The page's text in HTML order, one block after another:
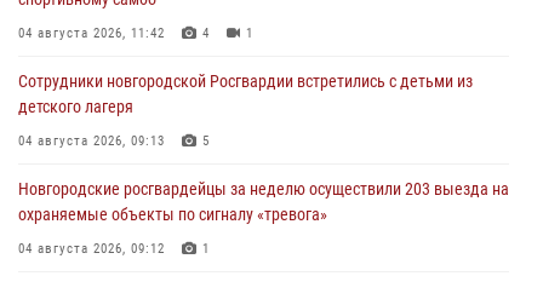
04 августа 2026, 11:42 4 1
Сотрудники новгородской Росгвардии встретились с детьми из
детского лагеря
04 августа 2026, 09:13 5
Новгородские росгвардейцы за неделю осуществили 203 выезда на
охраняемые объекты по сигналу «тревога»
04 августа 2026, 09:12 1